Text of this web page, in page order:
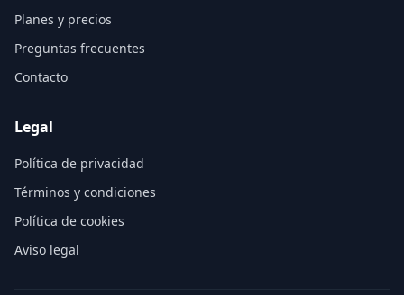
Planes y precios
Preguntas frecuentes
Contacto
Legal
Política de privacidad
Términos y condiciones
Política de cookies
Aviso legal